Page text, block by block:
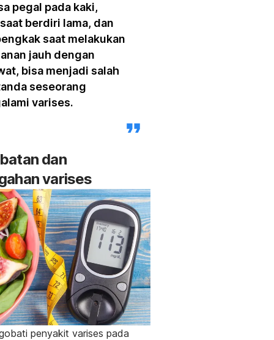
pegal pada kaki,
berdiri lama, dan
saat melakukan
jauh dengan
bisa menjadi salah
seseorang
varises.
dan
varises
penyakit varises pada